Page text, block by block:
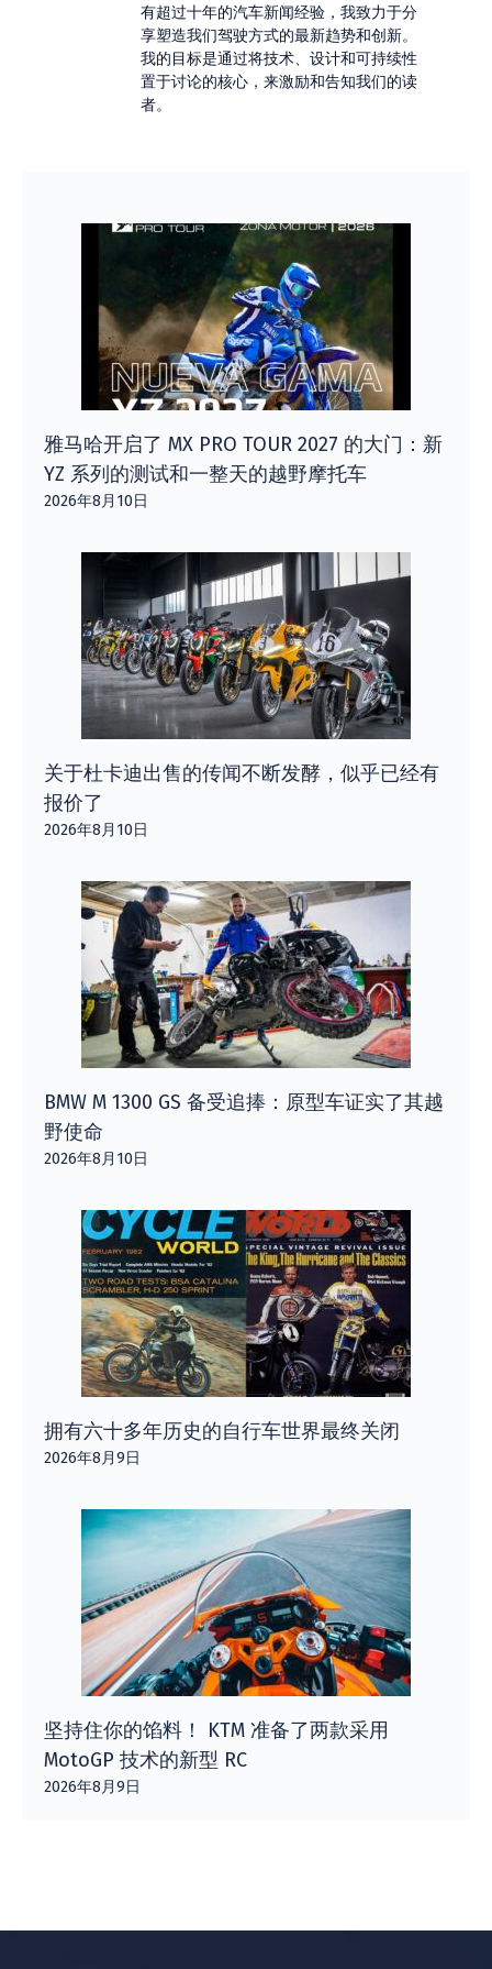
有超过十年的汽车新闻经验，我致力于分
享塑造我们驾驶方式的最新趋势和创新。
我的目标是通过将技术、设计和可持续性
置于讨论的核心，来激励和告知我们的读
者。
雅马哈开启了 MX PRO TOUR 2027 的大门：新
YZ 系列的测试和一整天的越野摩托车
2026年8月10日
关于杜卡迪出售的传闻不断发酵，似乎已经有
报价了
2026年8月10日
BMW M 1300 GS 备受追捧：原型车证实了其越
野使命
2026年8月10日
拥有六十多年历史的自行车世界最终关闭
2026年8月9日
坚持住你的馅料！ KTM 准备了两款采用
MotoGP 技术的新型 RC
2026年8月9日